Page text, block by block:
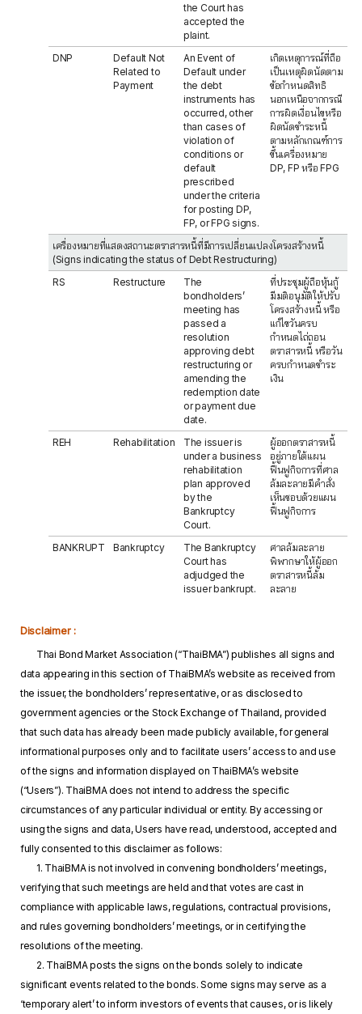
the Court has
accepted the
plaint.
DNP
Default Not
Related to
Payment
An Event of
Default under
the debt
instruments has
occurred, other
than cases of
violation of
conditions or
default
prescribed
under the criteria
for posting DP,
FP, or FPG signs.
เกิดเหตุการณ์ที่ถือ
เป็นเหตุผิดนัดตาม
ข้อกำหนดสิทธิ
นอกเหนือจากกรณี
การผิดเงื่อนไขหรือ
ผิดนัดชำระหนี้
ตามหลักเกณฑ์การ
ขึ้นเครื่องหมาย
DP, FP หรือ FPG
เครื่องหมายที่แสดงสถานะตราสารหนี้ที่มีการเปลี่ยนแปลงโครงสร้างหนี้
(Signs indicating the status of Debt Restructuring)
RS
Restructure
The
bondholders’
meeting has
passed a
resolution
approving debt
restructuring or
amending the
redemption date
or payment due
date.
ที่ประชุมผู้ถือหุ้นกู้
มีมติอนุมัติให้ปรับ
โครงสร้างหนี้ หรือ
แก้ไขวันครบ
กำหนดไถ่ถอน
ตราสารหนี้ หรือวัน
ครบกำหนดชำระ
เงิน
REH Rehabilitation
The issuer is
under a business
rehabilitation
plan approved
by the
Bankruptcy
Court.
ผู้ออกตราสารหนี้
อยู่ภายใต้แผน
ฟื้นฟูกิจการที่ศาล
ล้มละลายมีคำสั่ง
เห็นชอบด้วยแผน
ฟื้นฟูกิจการ
BANKRUPT Bankruptcy
The Bankruptcy
Court has
adjudged the
issuer bankrupt.
ศาลล้มละลาย
พิพากษาให้ผู้ออก
ตราสารหนี้ล้ม
ละลาย
Disclaimer :
Thai Bond Market Association (“ThaiBMA”) publishes all signs and
data appearing in this section of ThaiBMA’s website as received from
the issuer, the bondholders’ representative, or as disclosed to
government agencies or the Stock Exchange of Thailand, provided
that such data has already been made publicly available, for general
informational purposes only and to facilitate users’ access to and use
of the signs and information displayed on ThaiBMA’s website
(“Users”). ThaiBMA does not intend to address the specific
circumstances of any particular individual or entity. By accessing or
using the signs and data, Users have read, understood, accepted and
fully consented to this disclaimer as follows:
1. ThaiBMA is not involved in convening bondholders’ meetings,
verifying that such meetings are held and that votes are cast in
compliance with applicable laws, regulations, contractual provisions,
and rules governing bondholders’ meetings, or in certifying the
resolutions of the meeting.
2. ThaiBMA posts the signs on the bonds solely to indicate
significant events related to the bonds. Some signs may serve as a
‘temporary alert’ to inform investors of events that causes, or is likely